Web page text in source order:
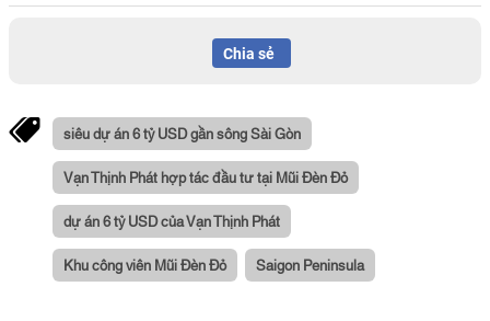
Chia sẻ
siêu dự án 6 tỷ USD gần sông Sài Gòn
Vạn Thịnh Phát hợp tác đầu tư tại Mũi Đèn Đỏ
dự án 6 tỷ USD của Vạn Thịnh Phát
Khu công viên Mũi Đèn Đỏ Saigon Peninsula